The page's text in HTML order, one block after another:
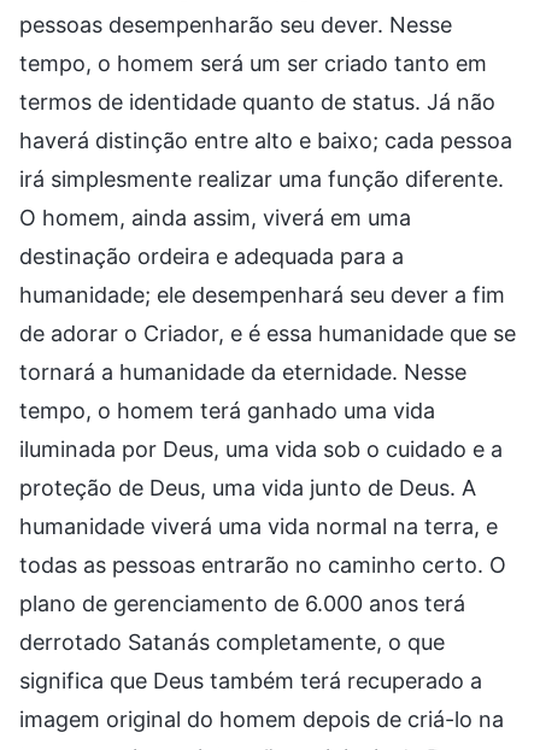
pessoas desempenharão seu dever. Nesse
tempo, o homem será um ser criado tanto em
termos de identidade quanto de status. Já não
haverá distinção entre alto e baixo; cada pessoa
irá simplesmente realizar uma função diferente.
O homem, ainda assim, viverá em uma
destinação ordeira e adequada para a
humanidade; ele desempenhará seu dever a fim
de adorar o Criador, e é essa humanidade que se
tornará a humanidade da eternidade. Nesse
tempo, o homem terá ganhado uma vida
iluminada por Deus, uma vida sob o cuidado e a
proteção de Deus, uma vida junto de Deus. A
humanidade viverá uma vida normal na terra, e
todas as pessoas entrarão no caminho certo. O
plano de gerenciamento de 6.000 anos terá
derrotado Satanás completamente, o que
significa que Deus também terá recuperado a
imagem original do homem depois de criá-lo na